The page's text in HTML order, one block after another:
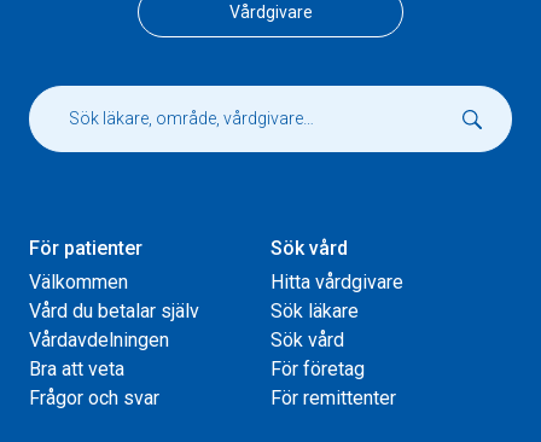
Vårdgivare
För patienter
Välkommen
Vård du betalar själv
Vårdavdelningen
Bra att veta
Frågor och svar
Sök vård
Hitta vårdgivare
Sök läkare
Sök vård
För företag
För remittenter